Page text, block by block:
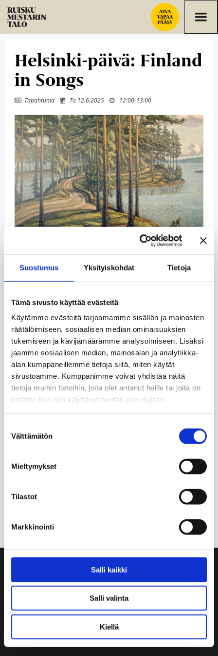
Suostumus Yksityiskohdat Tietoja
Tämä sivusto käyttää evästeitä
Käytämme evästeitä tarjoamamme sisällön ja mainosten
räätälöimiseen, sosiaalisen median ominaisuuksien
tukemiseen ja kävijämäärämme analysoimiseen. Lisäksi
jaamme sosiaalisen median, mainosalan ja analytiikka-
alan kumppaneillemme tietoja siitä, miten käytät
sivustoamme. Kumppanimme voivat yhdistää näitä
tietoja muihin tietoihin, joita olet antanut heille tai joita on
kerätty, kun olet käyttänyt heidän palvelujaan.
valinta
Välttämätön
Mieltymykset
Tilastot
Markkinointi
Salli kaikki
Salli valinta
Kiellä
Helsinki-päivä: Finland
in Songs
 Tapahtuma  To 12.6.2025  12:00-13:00
Monet Suomen historian, kulttuurin ja maiseman
sisältö ja tausta avautuvat myös kotimaisia kieliä
osaamattomille englanniksi juonnetussa
Svanbergja kanteleensoittaja
lauluja 1800–1900-luvuilta.
Viihdyttävä ulkoilmakonsertti pidetään
Ruiskumestarin talon tunnelmallisella
puutalopihalla vanhan Helsingin sydämessä. Vapaa
pääsy!
Kuva: Helsingin kaupunginmuseo
Julkaistu:23.4.2025
00170 HELSINKI